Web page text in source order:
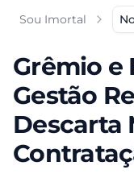
Sou Imortal
Grêmio e
Gestão
Descarta